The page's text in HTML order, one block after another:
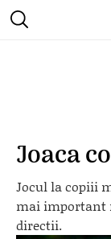
Joaca
Jocul la copiii
mai important
directii.